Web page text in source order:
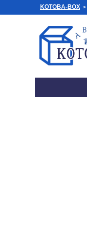
KOTOBA-BOX >